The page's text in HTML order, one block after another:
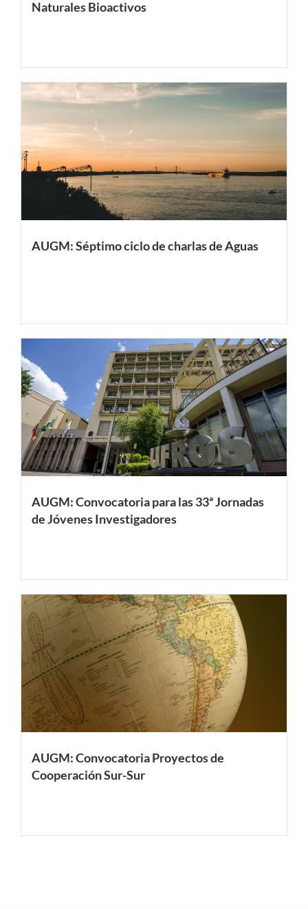
Naturales Bioactivos
AUGM: Séptimo ciclo de charlas de Aguas
AUGM: Convocatoria para las 33ª Jornadas
de Jóvenes Investigadores
AUGM: Convocatoria Proyectos de
Cooperación Sur-Sur